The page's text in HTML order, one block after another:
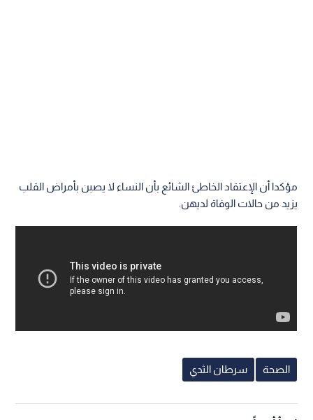
مؤكدا أن الإعتقاد الخاطئ الشائع بأن النساء لا يصبن بأمراض القلب
يزيد من حالات الوفاة لديهن.
الصحة سرطان الثدي